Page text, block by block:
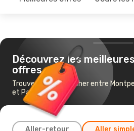
Découvrez les meilleures
offres
Trouvez un vol pas cher entre
et Palerme
Aller-retour Aller